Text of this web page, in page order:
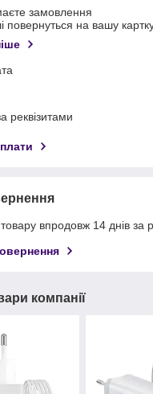
замовлення
повернуться на вашу
реквізитами
впродовж 14 днів за
компанії